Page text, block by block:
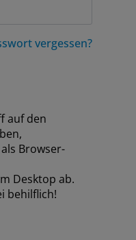
vergessen?
auf den
Browser-
Desktop ab.
behilflich!